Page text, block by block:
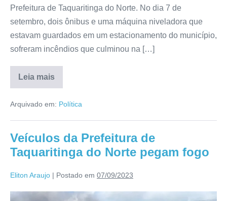
Prefeitura de Taquaritinga do Norte. No dia 7 de
setembro, dois ônibus e uma máquina niveladora que
estavam guardados em um estacionamento do município,
sofreram incêndios que culminou na […]
Leia mais
Arquivado em: Política
Veículos da Prefeitura de
Taquaritinga do Norte pegam fogo
Eliton Araujo | Postado em 07/09/2023